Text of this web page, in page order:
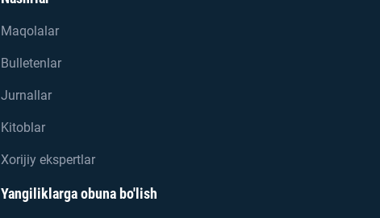
Maqolalar
Bulletenlar
Jurnallar
Kitoblar
Xorijiy ekspertlar
Yangiliklarga obuna bo'lish